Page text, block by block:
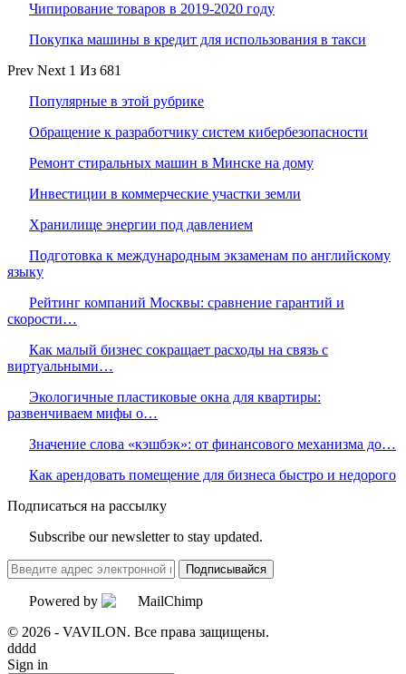
Чипирование товаров в 2019-2020 году
Покупка машины в кредит для использования в такси
Prev Next 1 Из 681
Популярные в этой рубрике
Обращение к разработчику систем кибербезопасности
Ремонт стиральных машин в Минске на дому
Инвестиции в коммерческие участки земли
Хранилище энергии под давлением
Подготовка к международным экзаменам по английскому
языку
Рейтинг компаний Москвы: сравнение гарантий и
скорости…
Как малый бизнес сокращает расходы на связь с
виртуальными…
Экологичные пластиковые окна для квартиры:
развенчиваем мифы о…
Значение слова «кэшбэк»: от финансового механизма до…
Как арендовать помещение для бизнеса быстро и недорого
Подписаться на рассылку
Subscribe our newsletter to stay updated.
Подписывайся
Powered by
© 2026 - VAVILON. Все права защищены.
dddd
Sign in